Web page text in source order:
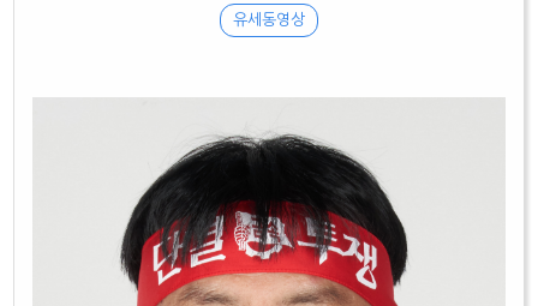
유세동영상